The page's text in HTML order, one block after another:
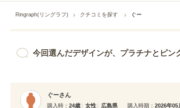
Ringraph(リングラフ) クチコミを探す ぐー
今回選んだデザインが、プラチナとピンクゴールドが交差してい
ぐーさん
購入時 24歳 女性 広島県 購入時期 2026年05